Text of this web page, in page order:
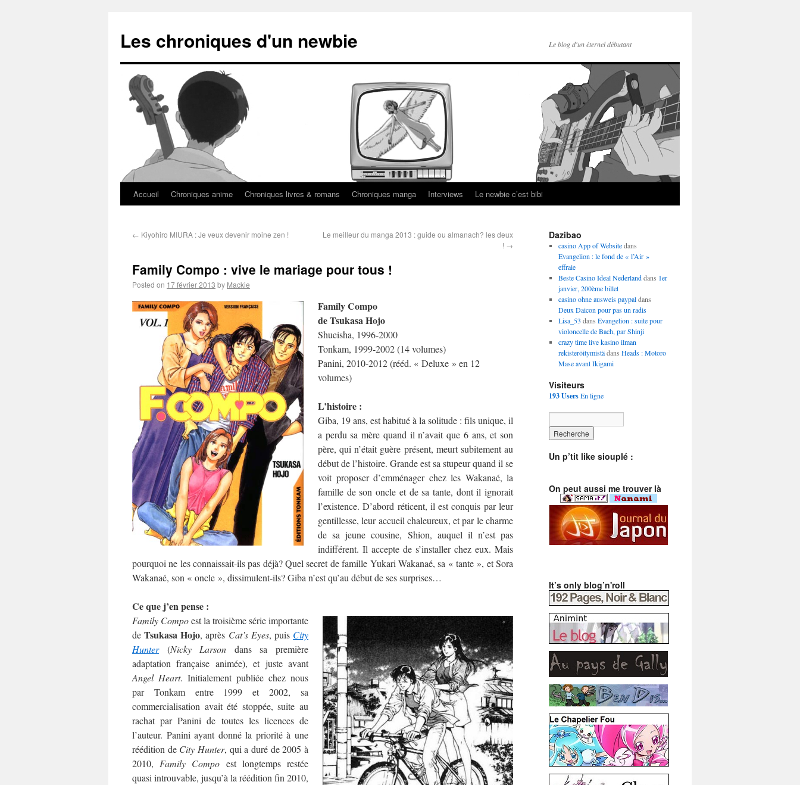
Les chroniques d'un newbie Le blog d'un éternel débutant
Accueil Chroniques anime Chroniques livres & romans Chroniques manga Interviews Le newbie c’est bibi
← Kiyohiro MIURA : Je veux devenir moine zen !
Le meilleur du manga 2013 : guide ou almanach? les deux
! →
Family Compo : vive le mariage pour tous !
Posted on 17 février 2013 by Mackie
Family Compo
de Tsukasa Hojo
Shueisha, 1996-2000
Tonkam, 1999-2002 (14 volumes)
Panini, 2010-2012 (rééd. « Deluxe » en 12
volumes)
L’histoire :
Giba, 19 ans, est habitué à la solitude : fils unique, il
a perdu sa mère quand il n’avait que 6 ans, et son
père, qui n’était guère présent, meurt subitement au
début de l’histoire. Grande est sa stupeur quand il se
voit proposer d’emménager chez les Wakanaé, la
famille de son oncle et de sa tante, dont il ignorait
l’existence. D’abord réticent, il est conquis par leur
gentillesse, leur accueil chaleureux, et par le charme
de sa jeune cousine, Shion, auquel il n’est pas
indifférent. Il accepte de s’installer chez eux. Mais
pourquoi ne les connaissait-ils pas déjà? Quel secret de famille Yukari Wakanaé, sa « tante », et Sora
Wakanaé, son « oncle », dissimulent-ils? Giba n’est qu’au début de ses surprises…
Ce que j’en pense :
Family Compoest la troisième série importante
deTsukasa Hojo, après Cat’s Eyes, puis City
Hunter(Nicky Larson dans sa première
adaptation française animée), et juste avant
Angel Heart. Initialement publiée chez nous
par Tonkam entre 1999 et 2002, sa
commercialisation avait été stoppée, suite au
rachat par Panini de toutes les licences de
l’auteur. Panini ayant donné la priorité à une
réédition de City Hunter, qui a duré de 2005 à
2010, Family Compo est longtemps restée
quasi introuvable, jusqu’à la réédition fin 2010,
Dazibao
casino App of Websitedans
Evangelion : le fond de « l’Air »
effraie
Beste Casino Ideal Nederlanddans 1er
janvier, 200ème billet
casino ohne ausweis paypaldans
Deux Daicon pour pas un radis
Lisa_53 dans Evangelion : suite pour
violoncelle de Bach, par Shinji
crazy time live kasino ilman
rekisteröitymistädans Heads : Motoro
Mase avant Ikigami
Visiteurs
193 UsersEn ligne
Un p’tit like siouplé :
On peut aussi me trouver là
It’s only blog’n'roll